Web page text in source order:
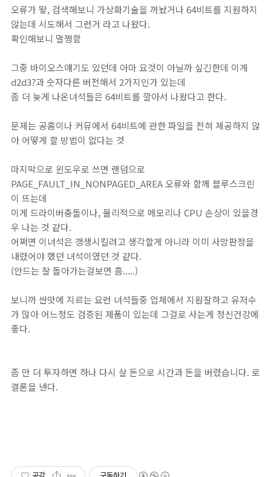
오류가 뙇, 검색해보니 가상화기술을 꺼놨거나 64비트를 지원하지
않는데 시도해서 그런거 라고 나왔다.
확인해보니 멀쩡함
그중 바이오스얘기도 있던데 아마 요것이 아닐까 싶긴한데 이게
d2d3?과 숫자다른 버전해서 2가지인가 있는데
좀 더 늦게 나온녀석들은 64비트를 깔아서 나왔다고 한다.
문제는 공홈이나 커뮤에서 64비트에 관한 파일을 전혀 제공하지 않
아 어떻게 할 방법이 없다는 것
마지막으로 윈도우로 쓰면 랜덤으로
PAGE_FAULT_IN_NONPAGED_AREA 오류와 함께 블루스크린
이 뜨는데
이게 드라이버충돌이나, 물리적으로 메모리나 CPU 손상이 있을경
우 나는 것 같다.
어쩌면 이녀석은 갱생시킬려고 생각할게 아니라 이미 사망판정을
내렸어야 했던 녀석이였던 것 같다.
(안드는 잘 돌아가는걸보면 흠.....)
보니까 싼맛에 지르는 요런 녀석들중 업체에서 지원잘하고 유저수
가 많아 어느정도 검증된 제품이 있는데 그걸로 사는게 정신건강에
좋다.
좀 만 더 투자하면 하나 다시 살 돈으로 시간과 돈을 버렸습니다. 로
결론을 낸다.